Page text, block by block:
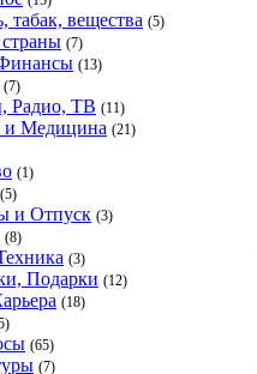
табак, вещества (5)
(7)
(13)
(7)
Радио, ТВ (11)
и Медицина (21)
(1)
(5)
и Отпуск (3)
(8)
(3)
Подарки (12)
(18)
(65)
(7)